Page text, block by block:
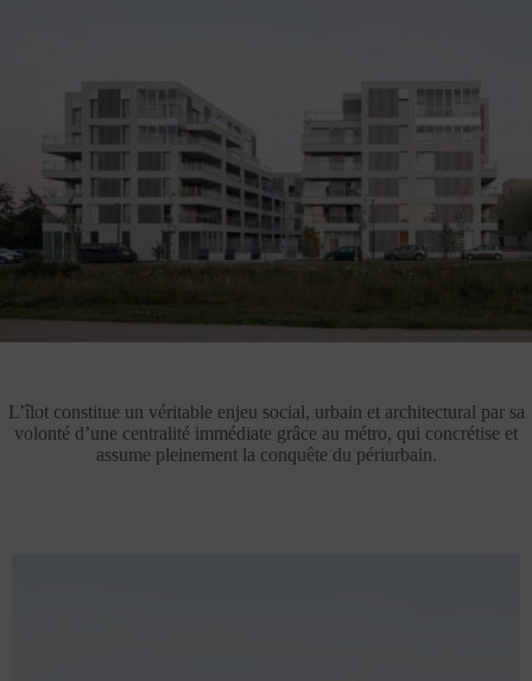
L’îlot constitue un véritable enjeu social, urbain et architectural par sa
volonté d’une centralité immédiate grâce au métro, qui concrétise et
assume pleinement la conquête du périurbain.